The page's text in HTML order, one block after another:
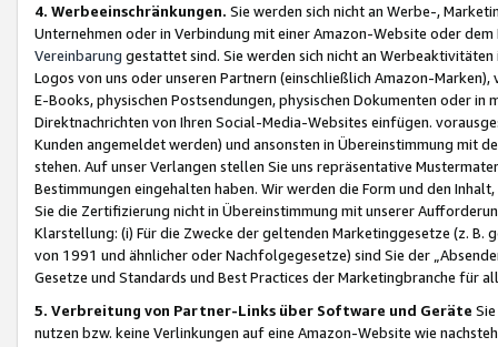
4. Werbeeinschränkungen. Sie werden sich nicht an Werbe-,
Unternehmen oder in Verbindung mit einer Amazon-Website oder
Vereinbarung gestattet sind. Sie werden sich nicht an
Logos von uns oder unseren Partnern (einschließlich Amazon-
E-Books, physischen Postsendungen, physischen Dokumenten oder in
Direktnachrichten von Ihren Social-Media-Websites einfügen.
Kunden angemeldet werden) und ansonsten in Übereinstimmung mit
stehen. Auf unser Verlangen stellen Sie uns repräsentative
Bestimmungen eingehalten haben. Wir werden die Form und den
Sie die Zertifizierung nicht in Übereinstimmung mit unserer
Klarstellung: (i) Für die Zwecke der geltenden Marketinggesetze (z. B.
von 1991 und ähnlicher oder Nachfolgegesetze) sind Sie der
Gesetze und Standards und Best Practices der Marketingbranche für
5. Verbreitung von Partner-Links über Software und Geräte
nutzen bzw. keine Verlinkungen auf eine Amazon-Website wie